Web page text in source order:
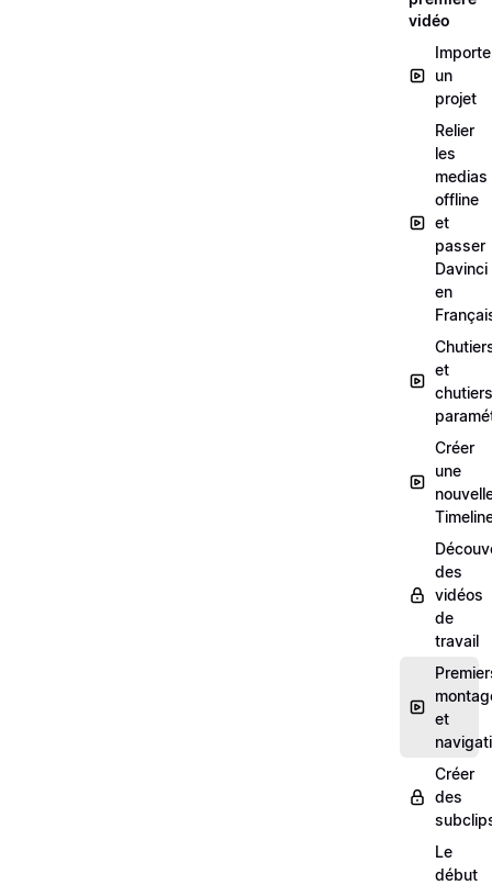
vidéo
un
projet
Relier
les
medias
offline
et
passer
Davinci
en
et
chutiers
Créer
une
des
vidéos
de
travail
et
Créer
des
Le
début